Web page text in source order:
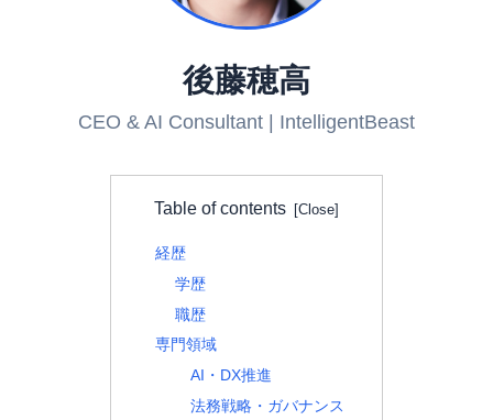
後藤穂高
CEO & AI Consultant | IntelligentBeast
Table of contents
経歴
学歴
職歴
専門領域
AI・DX推進
法務戦略・ガバナンス